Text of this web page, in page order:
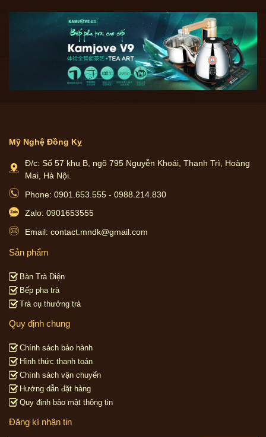
Mỹ Nghệ Đồng Kỵ
Đ/c: Số 57 khu B, ngõ 795 Nguyễn Khoái, Thanh Trì, Hoàng
Mai, Hà Nội.
Phone: 0901.653.555 - 0988.214.830
Zalo: 0901653555
Email: contact.mndk@gmail.com
Sản phẩm
Bàn Trà Điện
Bếp pha trà
Trà cụ thưởng trà
Quy định chung
Chính sách bảo hành
Hình thức thanh toán
Chính sách vận chuyển
Hướng dẫn đặt hàng
Quy định bảo mật thông tin
Đăng kí nhận tin